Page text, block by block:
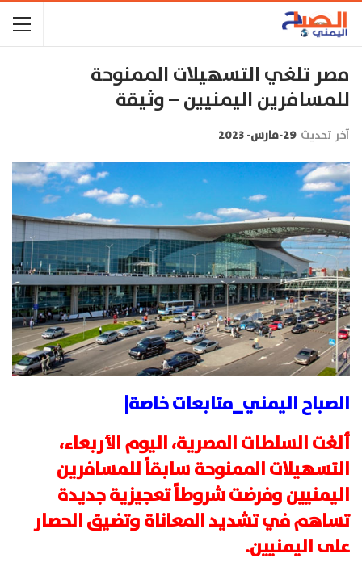
مصر تلغي التسهيلات الممنوحة
للمسافرين اليمنيين – وثيقة
آخر تحديث 29-مارس- 2023
الصباح اليمني_متابعات خاصة|
ألغت السلطات المصرية، اليوم الأربعاء،
التسهيلات الممنوحة سابقاً للمسافرين
اليمنيين وفرضت شروطاً تعجيزية جديدة
تساهم في تشديد المعاناة وتضيق الحصار
على اليمنيين.